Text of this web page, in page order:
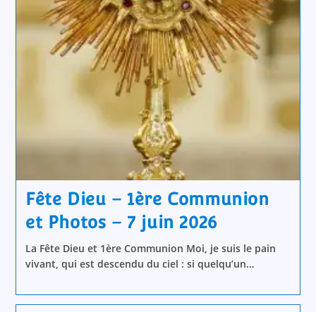
Fête Dieu – 1ère Communion
et Photos – 7 juin 2026
La Fête Dieu et 1ère Communion Moi, je suis le pain
vivant, qui est descendu du ciel : si quelqu’un…